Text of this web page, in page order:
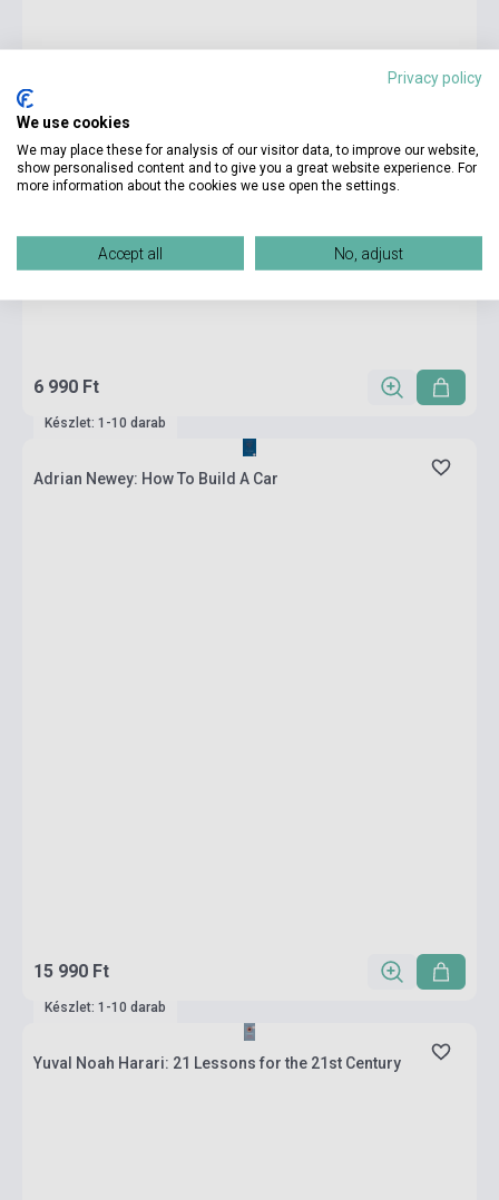
6 990 Ft
Készlet: 1-10 darab
Adrian Newey: How To Build A Car
15 990 Ft
Készlet: 1-10 darab
Yuval Noah Harari: 21 Lessons for the 21st Century
Privacy policy
We use cookies
We may place these for analysis of our visitor data, to improve our website,
show personalised content and to give you a great website experience. For
more information about the cookies we use open the settings.
Accept all No, adjust